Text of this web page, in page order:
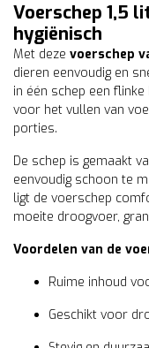
Voerschep 1,5
hygiënisch
Met deze voerschep
dieren eenvoudig en
in één schep een
voor het vullen van
porties.
De schep is gemaakt
eenvoudig schoon te
ligt de voerschep
moeite droogvoer,
Voordelen van de
Ruime inhoud
Geschikt voor